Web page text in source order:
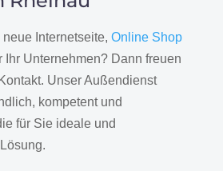
Internetseite, Online Shop
Ihr Unternehmen? Dann freuen
Unser Außendienst
kompetent und
für Sie ideale und